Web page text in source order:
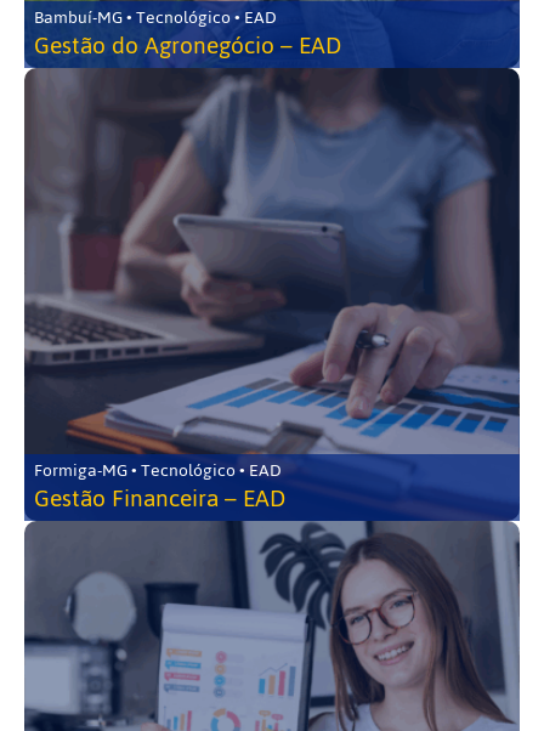
Bambuí-MG • Tecnológico • EAD
Gestão do Agronegócio – EAD
Formiga-MG • Tecnológico • EAD
Gestão Financeira – EAD